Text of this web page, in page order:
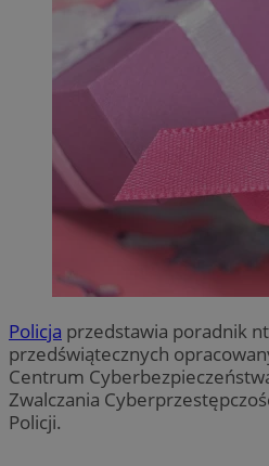
Policja przedstawia poradnik
przedświątecznych
Centrum
Zwalczania
Policji.